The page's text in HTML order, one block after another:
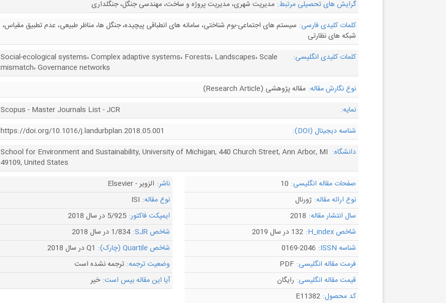
گرایش های تحصیلی مرتبط: مدیریت شهری، مدیریت پروژه و ساخت، مهندسی جنگل، جنگلداری
کلمات کلیدی فارسی: سیستم های اجتماعی-بوم شناختی، سامانه های انطباقی پیچیده، جنگل ها، مناظر طبیعی، عدم تطبیق مقیاس،
شبکه های نظارتی
کلمات کلیدی انگلیسی:
Social-ecological systems، Complex adaptive systems، Forests، Landscapes، Scale
mismatch، Governance networks
نوع نگارش مقاله: مقاله پژوهشی (Research Article)
نمایه:
Scopus - Master Journals List - JCR
شناسه دیجیتال (DOI):
https://doi.org/10.1016/j.landurbplan.2018.05.001
دانشگاه: School for Environment and Sustainability, University of Michigan, 440 Church Street, Ann Arbor, MI
49109, United States
صفحات مقاله انگلیسی: 10 ناشر: الزویر - Elsevier
نوع ارائه مقاله: ژورنال نوع مقاله: ISI
سال انتشار مقاله: 2018 ایمپکت فاکتور: 5/925 در سال 2018
شاخص H_index:
132 در سال 2019 شاخص SJR:
1/834 در سال 2018
شناسه ISSN:
0169-2046 شاخص Quartile (چارک):
Q1 در سال 2018
فرمت مقاله انگلیسی: PDF وضعیت ترجمه: ترجمه نشده است
قیمت مقاله انگلیسی: رایگان آیا این مقاله بیس است: خیر
کد محصول: E11382